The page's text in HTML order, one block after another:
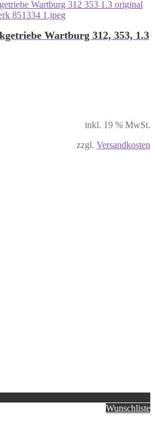
Wartburg 312, 353, 1.3
inkl. 19 % MwSt.
zzgl. Versandkosten
Wunschliste